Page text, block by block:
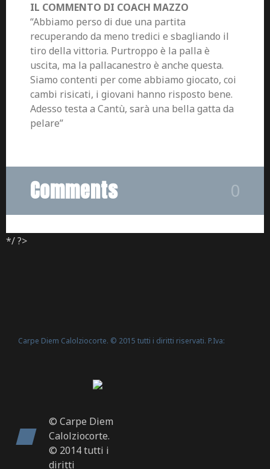
IL COMMENTO DI COACH MAZZO
“Abbiamo perso di due una partita
recuperando da meno tredici e sbagliando il
tiro della vittoria. Purtroppo è la palla è
uscita, ma la pallacanestro è anche questa.
Siamo contenti per come abbiamo giocato, coi
cambi risicati, i giovani hanno risposto bene.
Adesso testa a Cantù, sarà una bella gatta da
pelare”
Comments 0
*/ ?>
Carpe Diem Calolziocorte. © 2015 tutti i diritti riservati. P.Iva:
© Carpe Diem
Calolziocorte.
© 2014 tutti i
diritti